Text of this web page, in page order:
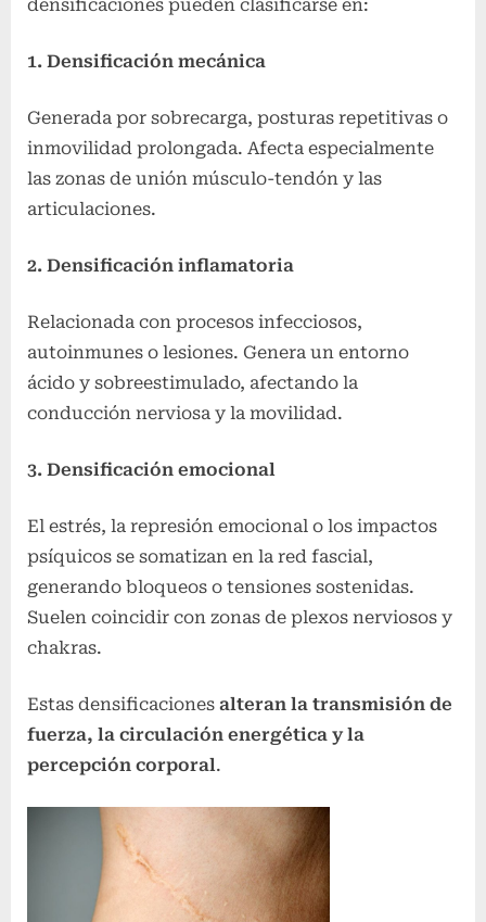
densificaciones pueden clasificarse en:
1. Densificación mecánica
Generada por sobrecarga, posturas repetitivas o
inmovilidad prolongada. Afecta especialmente
las zonas de unión músculo-tendón y las
articulaciones.
2. Densificación inflamatoria
Relacionada con procesos infecciosos,
autoinmunes o lesiones. Genera un entorno
ácido y sobreestimulado, afectando la
conducción nerviosa y la movilidad.
3. Densificación emocional
El estrés, la represión emocional o los impactos
psíquicos se somatizan en la red fascial,
generando bloqueos o tensiones sostenidas.
Suelen coincidir con zonas de plexos nerviosos y
chakras.
Estas densificaciones alteran la transmisión de
fuerza, la circulación energética y la
percepción corporal.